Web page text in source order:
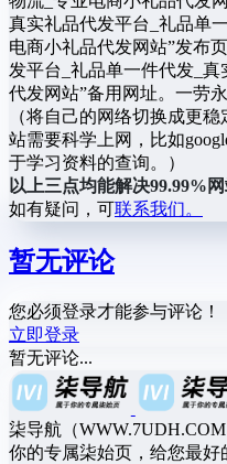
真实礼品代发平台_礼品单
电商小礼品代发网站”发布
发平台_礼品单一件代发_
代发网站”备用网址。一劳
（将自己的网络切换成更
站需要科学上网，比如
于学习资料的查询。）
以上三点均能解决99.99%
如有疑问，可联系我们。
暂无评论
您必须登录才能参与评论！
立即登录
暂无评论...
柒导航（
你的专属柒始页，给您最